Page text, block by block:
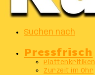
Suchen nach
Pressfrisch
Plattenkritiken
Zurzeit im Ohr